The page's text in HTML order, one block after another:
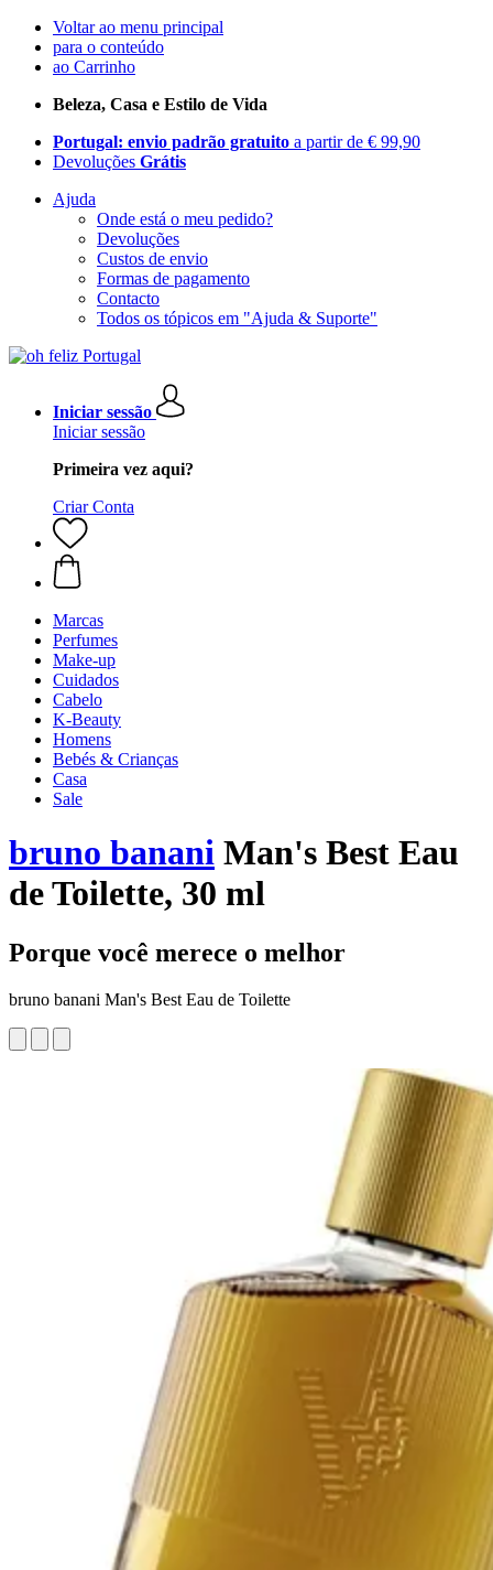
Voltar ao menu principal
para o conteúdo
ao Carrinho
Beleza, Casa e Estilo de Vida
Portugal: envio padrão gratuito a partir de € 99,90
Devoluções Grátis
Ajuda
Onde está o meu pedido?
Devoluções
Custos de envio
Formas de pagamento
Contacto
Todos os tópicos em "Ajuda & Suporte"
Iniciar sessão
Iniciar sessão
Primeira vez aqui?
Criar Conta
Marcas
Perfumes
Make-up
Cuidados
Cabelo
K-Beauty
Homens
Bebés & Crianças
Casa
Sale
bruno banani Man's Best Eau
de Toilette, 30 ml
Porque você merece o melhor
bruno banani Man's Best Eau de Toilette